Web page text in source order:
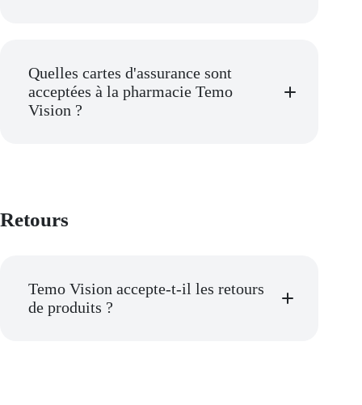
Vision
Quelles cartes d'assurance sont
acceptées à la pharmacie Temo
Vision ?
Retours
Temo Vision accepte-t-il les retours
de produits ?